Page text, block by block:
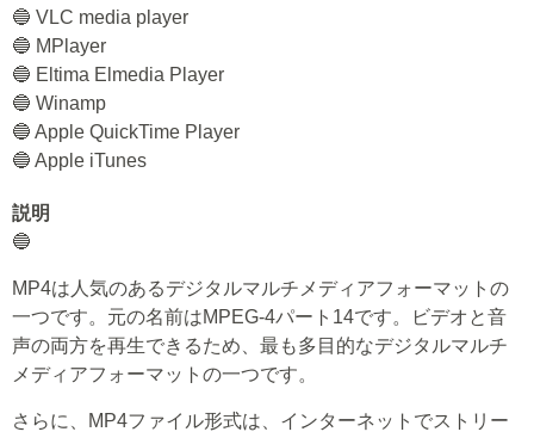
🔵 VLC media player
🔵 MPlayer
🔵 Eltima Elmedia Player
🔵 Winamp
🔵 Apple QuickTime Player
🔵 Apple iTunes
説明
🔵
MP4は人気のあるデジタルマルチメディアフォーマットの
一つです。元の名前はMPEG-4パート14です。ビデオと音
声の両方を再生できるため、最も多目的なデジタルマルチ
メディアフォーマットの一つです。
さらに、MP4ファイル形式は、インターネットでストリー